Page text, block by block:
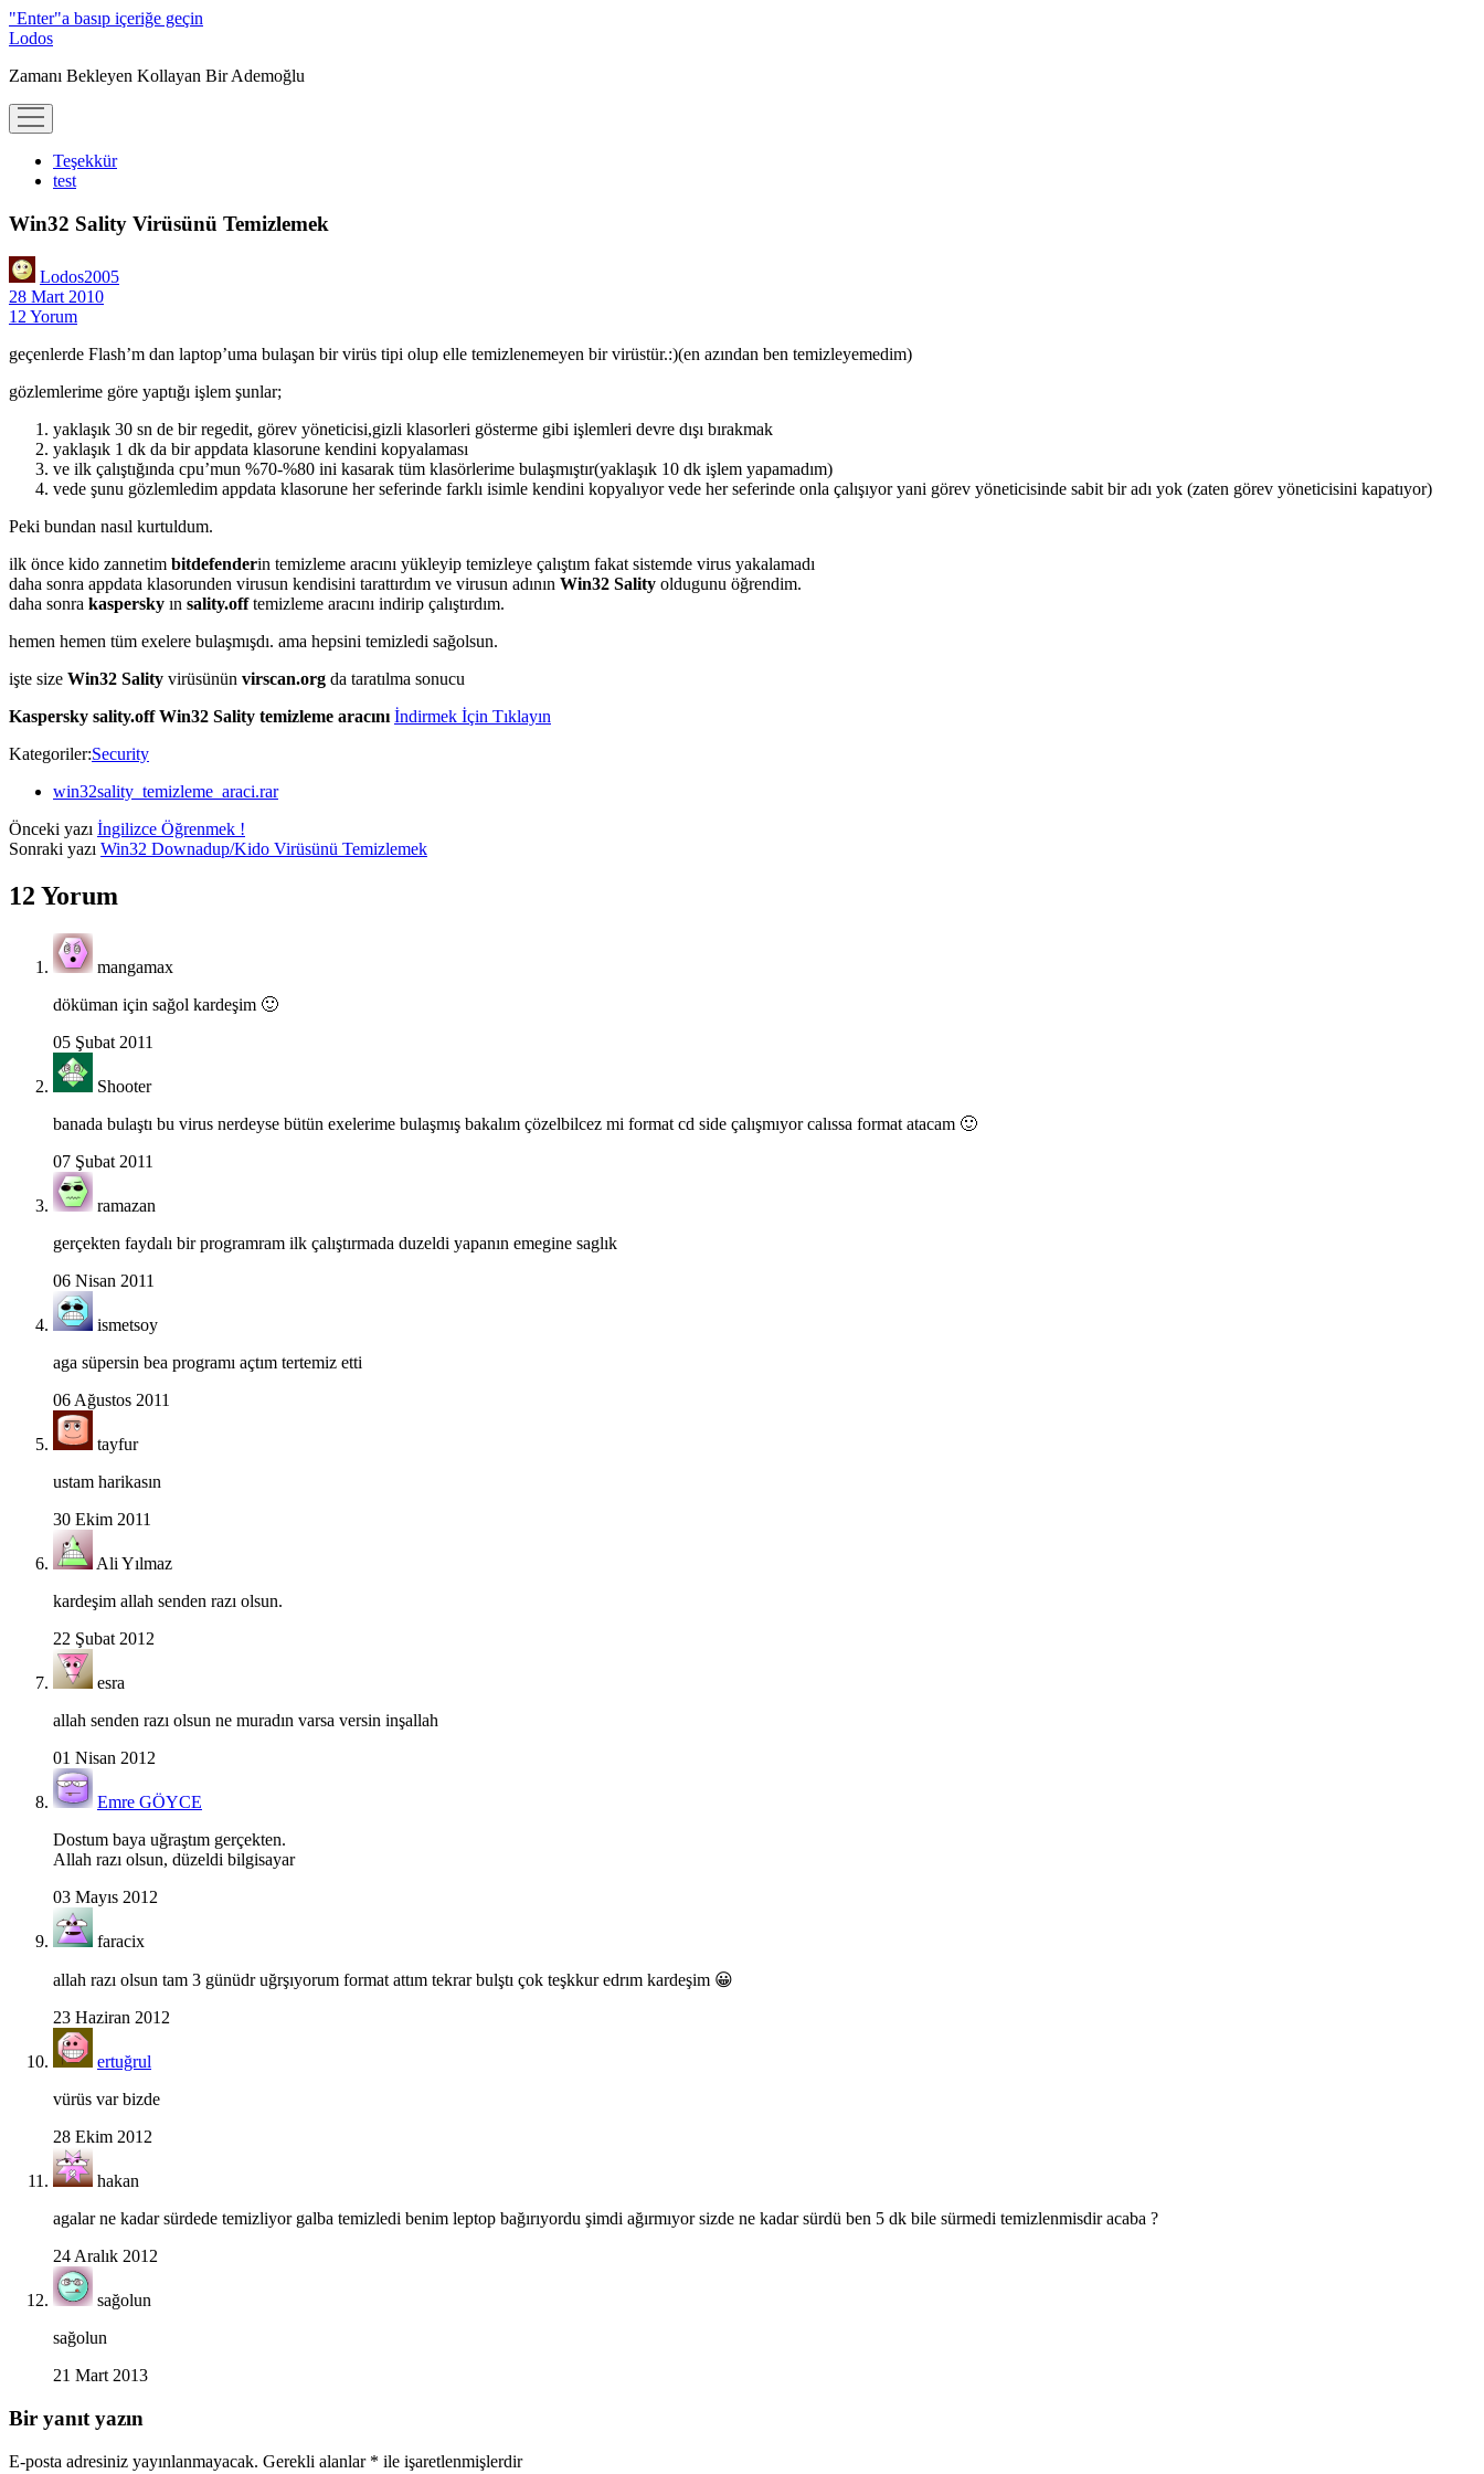
"Enter"a basıp içeriğe geçin
Lodos
Zamanı Bekleyen Kollayan Bir Ademoğlu
menüyü
aç
Teşekkür
test
Win32 Sality Virüsünü Temizlemek
Lodos2005
28 Mart 2010
12 Yorum
geçenlerde Flash’m dan laptop’uma bulaşan bir virüs tipi olup elle temizlenemeyen bir virüstür.:)(en azından ben temizleyemedim)
gözlemlerime göre yaptığı işlem şunlar;
yaklaşık 30 sn de bir regedit, görev yöneticisi,gizli klasorleri gösterme gibi işlemleri devre dışı bırakmak
yaklaşık 1 dk da bir appdata klasorune kendini kopyalaması
ve ilk çalıştığında cpu’mun %70-%80 ini kasarak tüm klasörlerime bulaşmıştır(yaklaşık 10 dk işlem yapamadım)
vede şunu gözlemledim appdata klasorune her seferinde farklı isimle kendini kopyalıyor vede her seferinde onla çalışıyor yani görev yöneticisinde sabit bir adı yok (zaten görev yöneticisini kapatıyor)
Peki bundan nasıl kurtuldum.
ilk önce kido zannetim bitdefenderin temizleme aracını yükleyip temizleye çalıştım fakat sistemde virus yakalamadı
daha sonra appdata klasorunden virusun kendisini tarattırdım ve virusun adının Win32 Sality oldugunu öğrendim.
daha sonra kaspersky ın sality.offtemizleme aracını indirip çalıştırdım.
hemen hemen tüm exelere bulaşmışdı. ama hepsini temizledi sağolsun.
işte size Win32 Sality virüsünün virscan.org da taratılma sonucu
Kaspersky sality.off Win32 Sality temizleme aracınıİndirmek İçin Tıklayın
Kategoriler:Security
win32sality_temizleme_araci.rar
Önceki yazı İngilizce Öğrenmek !
Sonraki yazı Win32 Downadup/Kido Virüsünü Temizlemek
12 Yorum
mangamax
döküman için sağol kardeşim 🙂
05 Şubat 2011
Shooter
banada bulaştı bu virus nerdeyse bütün exelerime bulaşmış bakalım çözelbilcez mi format cd side çalışmıyor calıssa format atacam 🙂
07 Şubat 2011
ramazan
gerçekten faydalı bir programram ilk çalıştırmada duzeldi yapanın emegine saglık
06 Nisan 2011
ismetsoy
aga süpersin bea programı açtım tertemiz etti
06 Ağustos 2011
tayfur
ustam harikasın
30 Ekim 2011
Ali Yılmaz
kardeşim allah senden razı olsun.
22 Şubat 2012
esra
allah senden razı olsun ne muradın varsa versin inşallah
01 Nisan 2012
Emre GÖYCE
Dostum baya uğraştım gerçekten.
Allah razı olsun, düzeldi bilgisayar
03 Mayıs 2012
faracix
allah razı olsun tam 3 günüdr uğrşıyorum format attım tekrar bulştı çok teşkkur edrım kardeşim 😀
23 Haziran 2012
ertuğrul
vürüs var bizde
28 Ekim 2012
hakan
agalar ne kadar sürdede temizliyor galba temizledi benim leptop bağırıyordu şimdi ağırmıyor sizde ne kadar sürdü ben 5 dk bile sürmedi temizlenmisdir acaba ?
24 Aralık 2012
sağolun
sağolun
21 Mart 2013
Bir yanıt yazın
E-posta adresiniz yayınlanmayacak. Gerekli alanlar * ile işaretlenmişlerdir